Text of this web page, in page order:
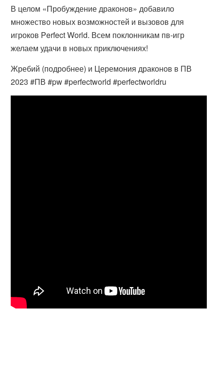
В целом «Пробуждение драконов» добавило
множество новых возможностей и вызовов для
игроков Perfect World. Всем поклонникам пв-игр
желаем удачи в новых приключениях!
Жребий (подробнее) и Церемония драконов в ПВ
2023 #ПВ​ #pw​ #perfectworld #perfectworldru